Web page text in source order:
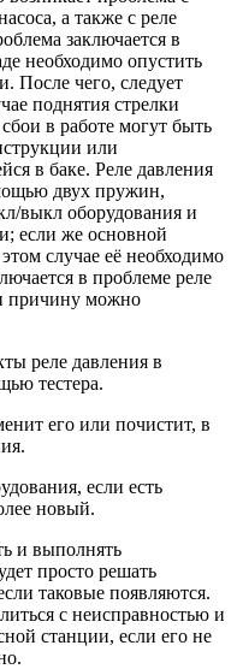
а также с реле
заключается в
необходимо опустить
После чего, следует
поднятия стрелки
в работе могут быть
или
в баке. Реле давления
двух пружин,
выкл оборудования и
если же основной
случае её необходимо
в проблеме реле
причину можно
реле давления в
тестера.
его или почистит, в
если есть
новый.
и выполнять
просто решать
таковые появляются.
с неисправностью и
станции, если его не